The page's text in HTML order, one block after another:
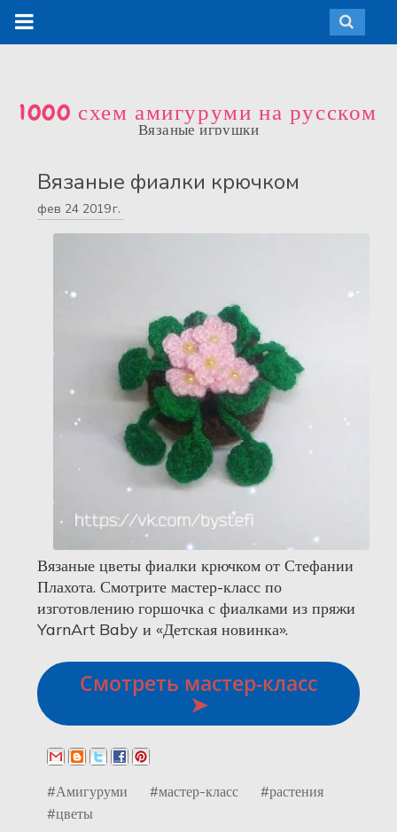
1000 схем амигуруми на русском
Вязаные игрушки
Вязаные фиалки крючком
фев 24 2019 г.
Вязаные цветы фиалки крючком от Стефании
Плахота. Смотрите мастер-класс по
изготовлению горшочка с фиалками из пряжи
YarnArt Baby и «Детская новинка».
Смотреть мастер-класс
➤
#Амигуруми #мастер-класс
#растения
#цветы